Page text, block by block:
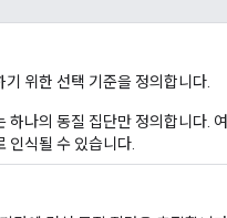
위한 선택 기준을 정의합니다.
하나의 동질 집단만 정의합니다.
인식될 수 있습니다.